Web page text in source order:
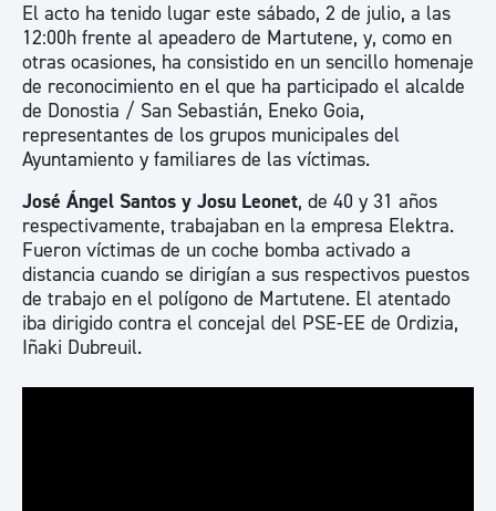
El acto ha tenido lugar este sábado, 2 de julio, a las
12:00h frente al apeadero de Martutene, y, como en
otras ocasiones, ha consistido en un sencillo homenaje
de reconocimiento en el que ha participado el alcalde
de Donostia / San Sebastián, Eneko Goia,
representantes de los grupos municipales del
Ayuntamiento y familiares de las víctimas.
José Ángel Santos y Josu Leonet, de 40 y 31 años
respectivamente, trabajaban en la empresa Elektra.
Fueron víctimas de un coche bomba activado a
distancia cuando se dirigían a sus respectivos puestos
de trabajo en el polígono de Martutene. El atentado
iba dirigido contra el concejal del PSE-EE de Ordizia,
Iñaki Dubreuil.